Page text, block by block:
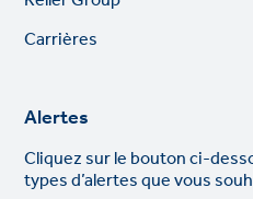
links
Carrières
Alertes
Cliquez sur le bouton ci-
types d’alertes que vous